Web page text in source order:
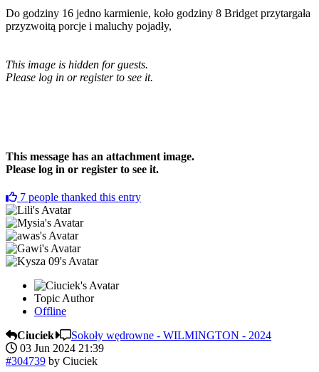
Do godziny 16 jedno karmienie, koło godziny 8 Bridget przytargała
przyzwoitą porcje i maluchy pojadły,
This image is hidden for guests.
Please log in or register to see it.
This message has an attachment image.
Please log in or register to see it.
7 people thanked this entry
Topic Author
Offline
Ciuciek
Sokoły wędrowne - WILMINGTON - 2024
03 Jun 2024 21:39
#304739 by Ciuciek